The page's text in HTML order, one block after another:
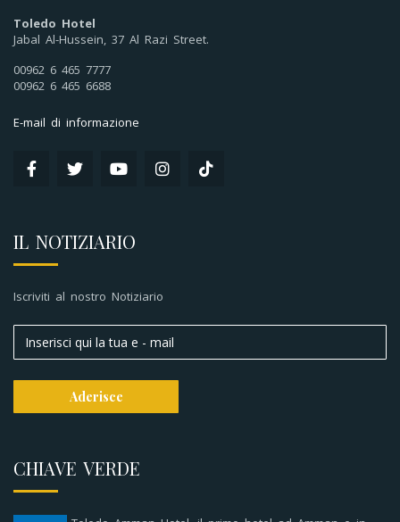
Toledo Hotel
Jabal Al-Hussein, 37 Al Razi Street.
00962 6 465 7777
00962 6 465 6688
E-mail di informazione
IL NOTIZIARIO
Iscriviti al nostro Notiziario
CHIAVE VERDE